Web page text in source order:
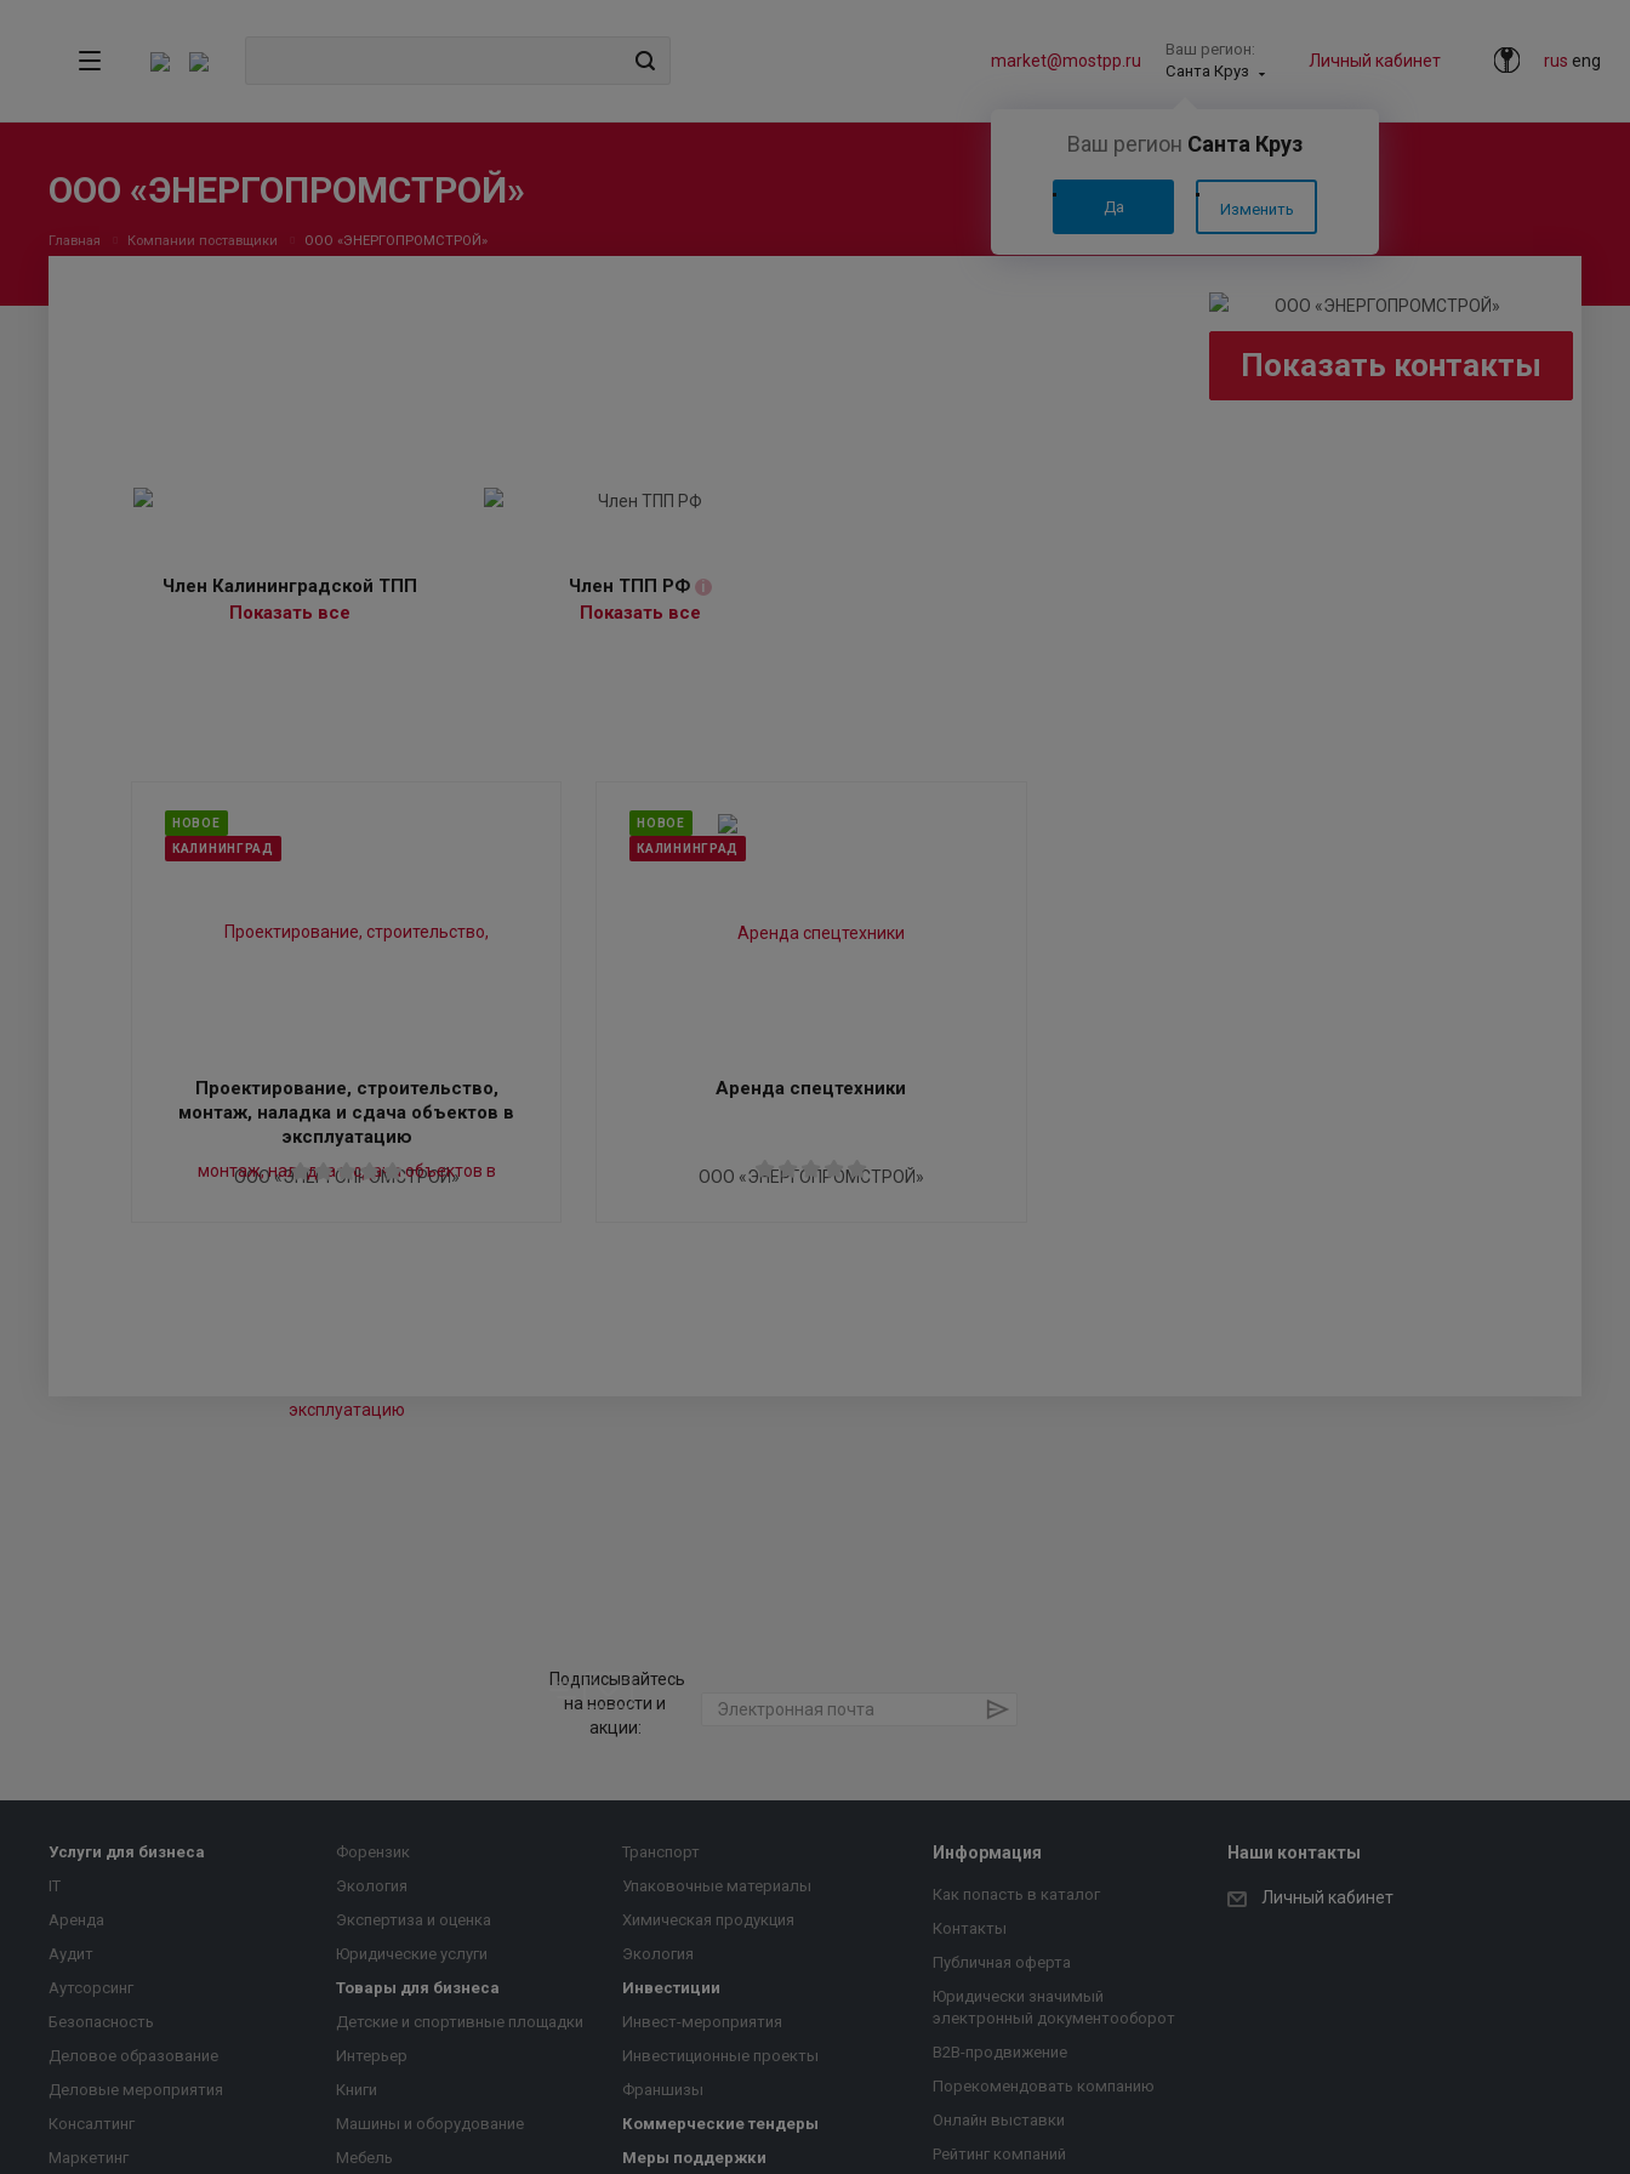
rus eng
Личный кабинет
Ваш регион:
Санта Круз
Ваш регион Санта Круз
Да Изменить
market@mostpp.ru
ООО «ЭНЕРГОПРОМСТРОЙ»
Главная Компании поставщики ООО «ЭНЕРГОПРОМСТРОЙ»
Показать контакты
Член Калининградской ТПП
Показать все
Член ТПП РФ i
Показать все
НОВОЕ
КАЛИНИНГРАД
Проектирование, строительство,
монтаж, наладка и сдача объектов в
эксплуатацию
ООО «ЭНЕРГОПРОМСТРОЙ»
НОВОЕ
КАЛИНИНГРАД
Аренда спецтехники
ООО «ЭНЕРГОПРОМСТРОЙ»
Подписывайтесь
на новости и
акции:
Услуги для бизнеса
IT
Аренда
Аудит
Аутсорсинг
Безопасность
Деловое образование
Деловые мероприятия
Консалтинг
Маркетинг
Форензик
Экология
Экспертиза и оценка
Юридические услуги
Товары для бизнеса
Детские и спортивные площадки
Интерьер
Книги
Машины и оборудование
Мебель
Транспорт
Упаковочные материалы
Химическая продукция
Экология
Инвестиции
Инвест-мероприятия
Инвестиционные проекты
Франшизы
Коммерческие тендеры
Меры поддержки
Информация
Как попасть в каталог
Контакты
Публичная оферта
Юридически значимый
электронный документооборот
B2B-продвижение
Порекомендовать компанию
Онлайн выставки
Рейтинг компаний
Наши контакты
Личный кабинет